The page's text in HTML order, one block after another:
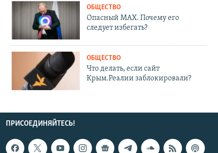
ОБЩЕСТВО
Опасный MAX. Почему его
следует избегать?
ОБЩЕСТВО
Что делать, если сайт
Крым.Реалии заблокировали?
ПРИСОЕДИНЯЙТЕСЬ!